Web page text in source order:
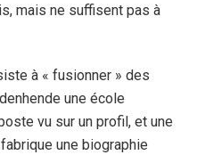
mais ne suffisent pas à
à « fusionner » des
une école
vu sur un profil, et une
une biographie